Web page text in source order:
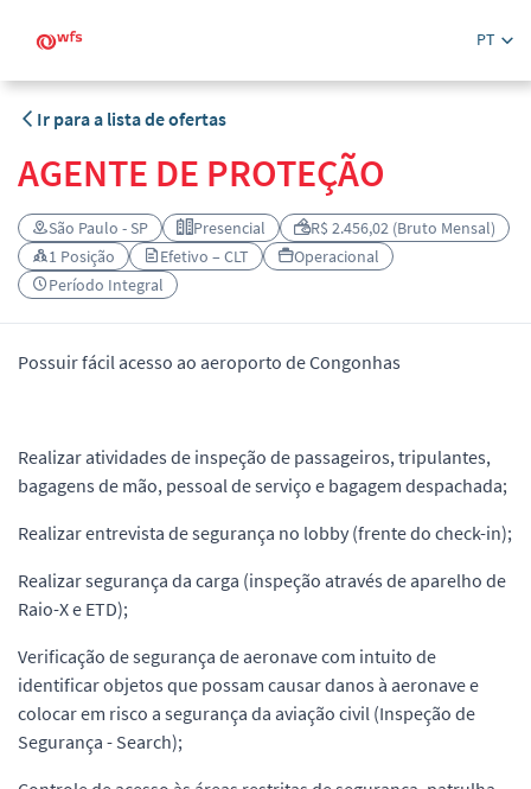
PT
Ir para a lista de ofertas
AGENTE DE PROTEÇÃO
São Paulo - SP Presencial
R$ 2.456,02 (Bruto Mensal)
1 Posição
Efetivo – CLT
Operacional
Período Integral
Possuir fácil acesso ao aeroporto de Congonhas
Realizar atividades de inspeção de passageiros, tripulantes,
bagagens de mão, pessoal de serviço e bagagem despachada;
Realizar entrevista de segurança no lobby (frente do check-in);
Realizar segurança da carga (inspeção através de aparelho de
Raio-X e ETD);
Verificação de segurança de aeronave com intuito de
identificar objetos que possam causar danos à aeronave e
colocar em risco a segurança da aviação civil (Inspeção de
Segurança - Search);